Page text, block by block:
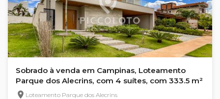
Sobrado à venda em Campinas, Loteamento
Parque dos Alecrins, com 4 suítes, com 333.5 m²
Loteamento Parque dos Alecrins